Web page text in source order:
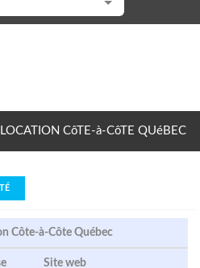
LOCATION CôTE-à-CôTE QUéBEC
Côte-à-Côte Québec
Site web